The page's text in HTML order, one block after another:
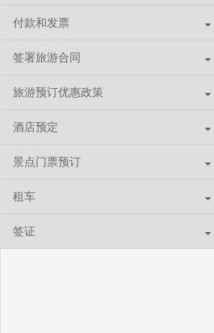
付款和发票
签署旅游合同
旅游预订优惠政策
酒店预定
景点门票预订
租车
签证